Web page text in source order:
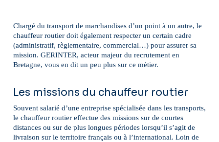
Chargé du transport de marchandises d’un point à un autre, le
chauffeur routier doit également respecter un certain cadre
(administratif, règlementaire, commercial…) pour assurer sa
mission. GERINTER, acteur majeur du recrutement en
Bretagne, vous en dit un peu plus sur ce métier.
Les missions du chauffeur routier
Souvent salarié d’une entreprise spécialisée dans les transports,
le chauffeur routier effectue des missions sur de courtes
distances ou sur de plus longues périodes lorsqu’il s’agit de
livraison sur le territoire français ou à l’international. Loin de